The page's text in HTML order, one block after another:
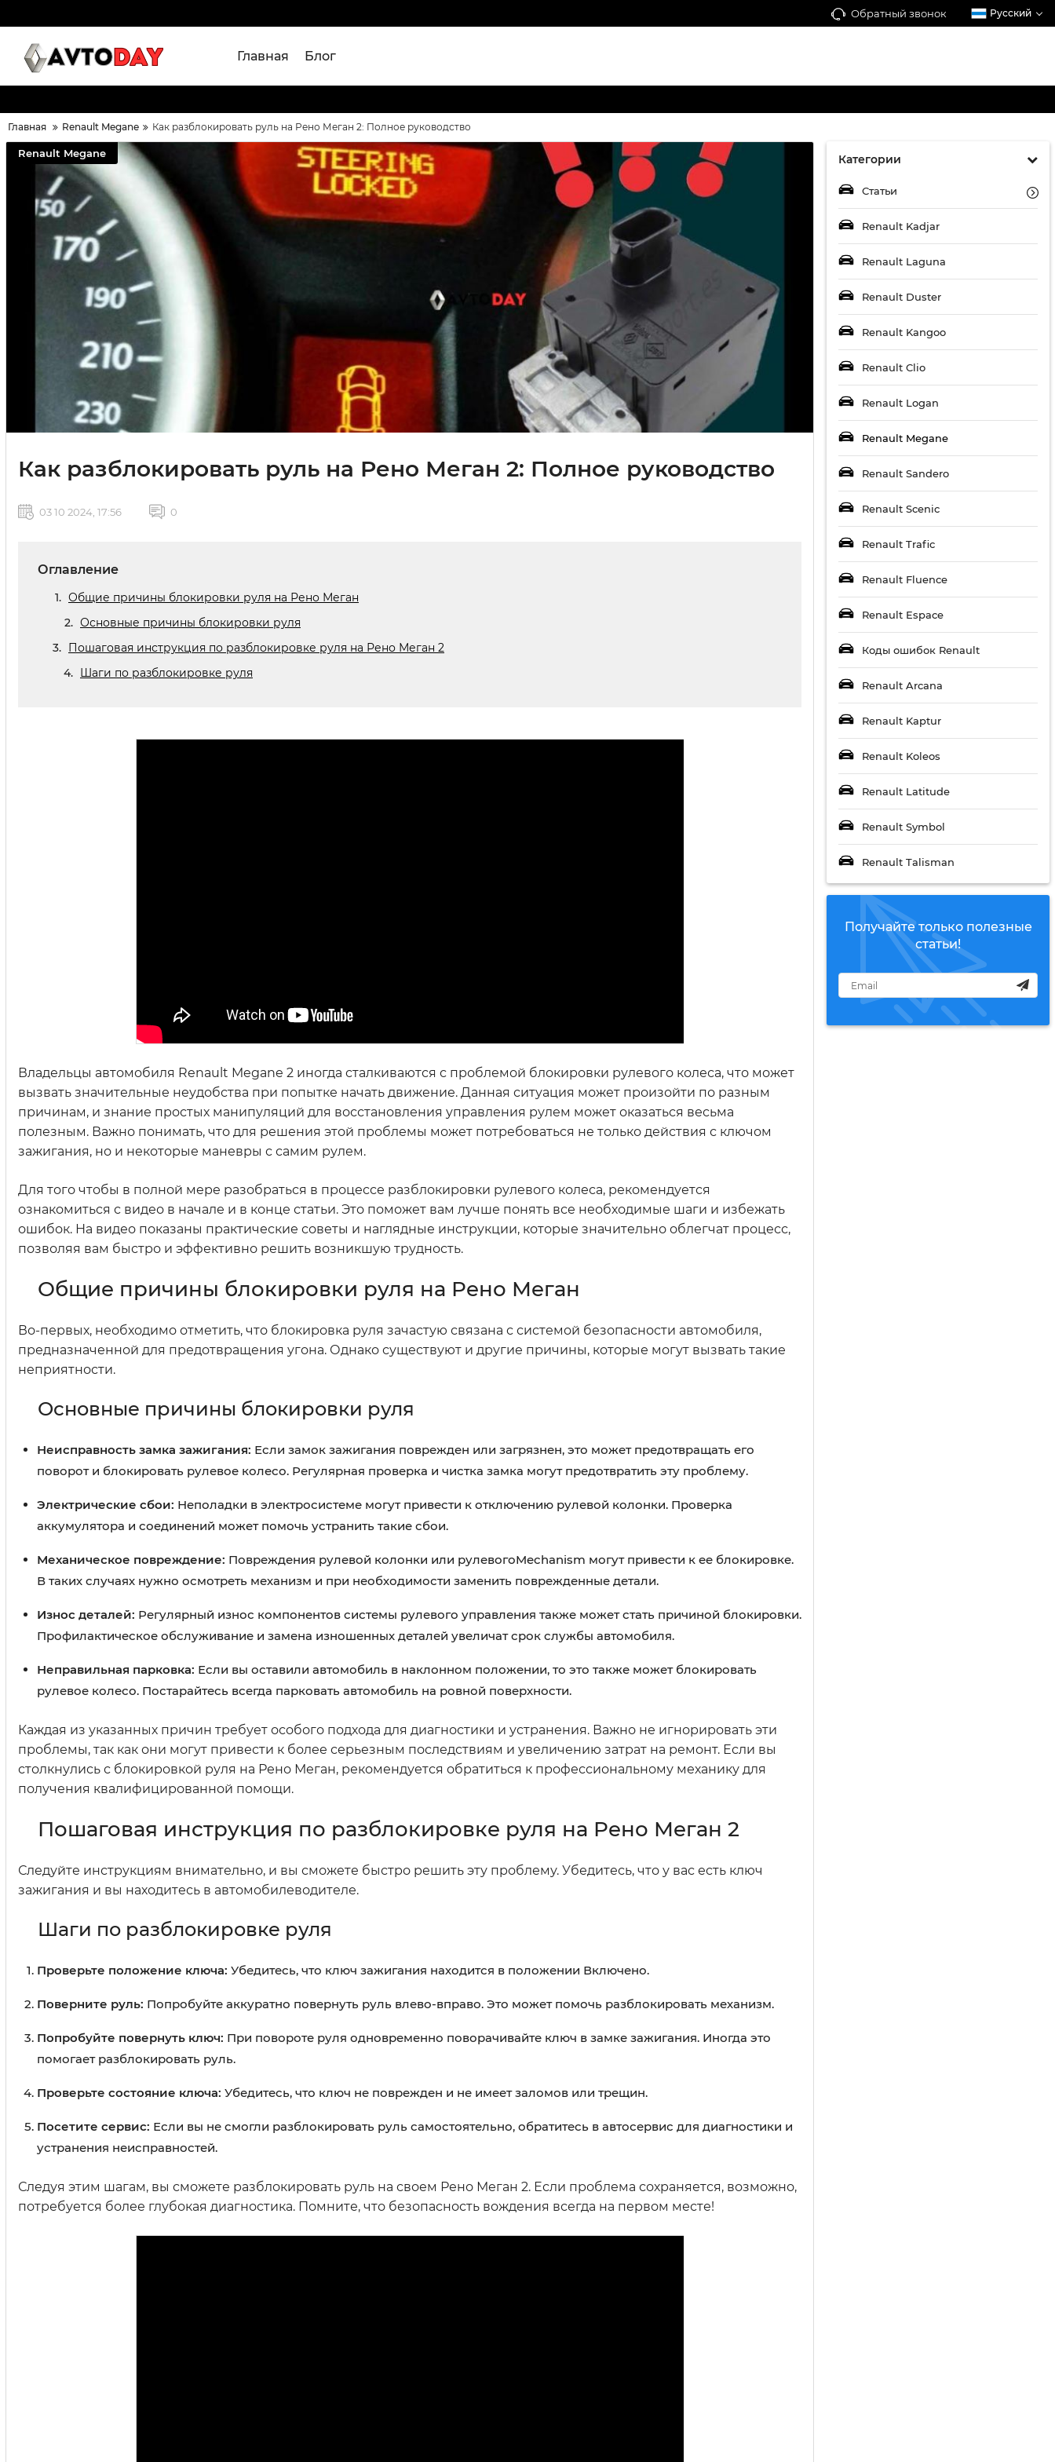
Обратный звонок Русский
Главная Блог
Главная Renault Megane Как разблокировать руль на Рено Меган 2: Полное руководство
Категории
Статьи
Renault Kadjar
Renault Laguna
Renault Duster
Renault Kangoo
Renault Clio
Renault Logan
Renault Megane
Renault Sandero
Renault Scenic
Renault Trafic
Renault Fluence
Renault Espace
Коды ошибок Renault
Renault Arcana
Renault Kaptur
Renault Koleos
Renault Latitude
Renault Symbol
Renault Talisman
Получайте только полезные
статьи!
Renault Megane
Как разблокировать руль на Рено Меган 2: Полное руководство
03 10 2024, 17:56 0
Оглавление
Общие причины блокировки руля на Рено Меган
Основные причины блокировки руля
Пошаговая инструкция по разблокировке руля на Рено Меган 2
Шаги по разблокировке руля
Владельцы автомобиля Renault Megane 2 иногда сталкиваются с проблемой блокировки рулевого колеса, что может
вызвать значительные неудобства при попытке начать движение. Данная ситуация может произойти по разным
причинам, и знание простых манипуляций для восстановления управления рулем может оказаться весьма
полезным. Важно понимать, что для решения этой проблемы может потребоваться не только действия с ключом
зажигания, но и некоторые маневры с самим рулем.
Для того чтобы в полной мере разобраться в процессе разблокировки рулевого колеса, рекомендуется
ознакомиться с видео в начале и в конце статьи. Это поможет вам лучше понять все необходимые шаги и избежать
ошибок. На видео показаны практические советы и наглядные инструкции, которые значительно облегчат процесс,
позволяя вам быстро и эффективно решить возникшую трудность.
Общие причины блокировки руля на Рено Меган
Во-первых, необходимо отметить, что блокировка руля зачастую связана с системой безопасности автомобиля,
предназначенной для предотвращения угона. Однако существуют и другие причины, которые могут вызвать такие
неприятности.
Основные причины блокировки руля
Неисправность замка зажигания: Если замок зажигания поврежден или загрязнен, это может предотвращать его
поворот и блокировать рулевое колесо. Регулярная проверка и чистка замка могут предотвратить эту проблему.
Электрические сбои: Неполадки в электросистеме могут привести к отключению рулевой колонки. Проверка
аккумулятора и соединений может помочь устранить такие сбои.
Механическое повреждение: Повреждения рулевой колонки или рулевогоMechanism могут привести к ее блокировке.
В таких случаях нужно осмотреть механизм и при необходимости заменить поврежденные детали.
Износ деталей: Регулярный износ компонентов системы рулевого управления также может стать причиной блокировки.
Профилактическое обслуживание и замена изношенных деталей увеличат срок службы автомобиля.
Неправильная парковка: Если вы оставили автомобиль в наклонном положении, то это также может блокировать
рулевое колесо. Постарайтесь всегда парковать автомобиль на ровной поверхности.
Каждая из указанных причин требует особого подхода для диагностики и устранения. Важно не игнорировать эти
проблемы, так как они могут привести к более серьезным последствиям и увеличению затрат на ремонт. Если вы
столкнулись с блокировкой руля на Рено Меган, рекомендуется обратиться к профессиональному механику для
получения квалифицированной помощи.
Пошаговая инструкция по разблокировке руля на Рено Меган 2
Следуйте инструкциям внимательно, и вы сможете быстро решить эту проблему. Убедитесь, что у вас есть ключ
зажигания и вы находитесь в автомобилеводителе.
Шаги по разблокировке руля
Проверьте положение ключа: Убедитесь, что ключ зажигания находится в положении Включено.
Поверните руль: Попробуйте аккуратно повернуть руль влево-вправо. Это может помочь разблокировать механизм.
Попробуйте повернуть ключ: При повороте руля одновременно поворачивайте ключ в замке зажигания. Иногда это
помогает разблокировать руль.
Проверьте состояние ключа: Убедитесь, что ключ не поврежден и не имеет заломов или трещин.
Посетите сервис: Если вы не смогли разблокировать руль самостоятельно, обратитесь в автосервис для диагностики и
устранения неисправностей.
Следуя этим шагам, вы сможете разблокировать руль на своем Рено Меган 2. Если проблема сохраняется, возможно,
потребуется более глубокая диагностика. Помните, что безопасность вождения всегда на первом месте!